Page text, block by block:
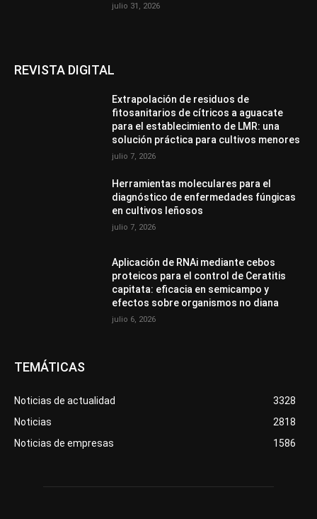
julio 31, 2026
REVISTA DIGITAL
Extrapolación de residuos de
fitosanitarios de cítricos a aguacate
para el establecimiento de LMR: una
solución práctica para cultivos menores
julio 7, 2026
Herramientas moleculares para el
diagnóstico de enfermedades fúngicas
en cultivos leñosos
julio 7, 2026
Aplicación de RNAi mediante cebos
proteicos para el control de Ceratitis
capitata: eficacia en semicampo y
efectos sobre organismos no diana
julio 6, 2026
TEMÁTICAS
Noticias de actualidad
3328
Noticias
2818
Noticias de empresas
1586